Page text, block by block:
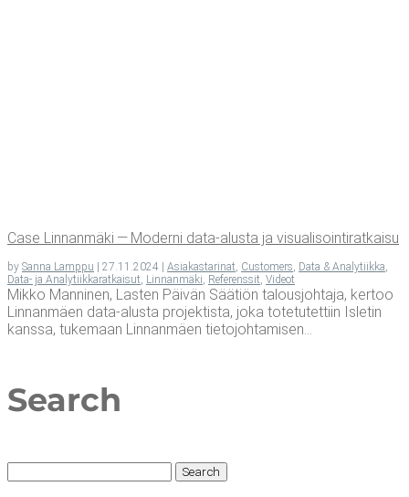
Case Lin­nan­mä­ki — Moder­ni data-alus­ta ja visualisointiratkaisu
by Sanna Lamppu | 27.11.2024 | Asiakastarinat Customers Data & Analytiikka
Data- ja Analytiikkaratkaisut Linnanmäki Referenssit Videot
Mikko Manninen, Lasten Päivän Säätiön talousjohtaja, kertoo
Linnanmäen data-alusta projektista, joka totetutettiin Isletin
kanssa, tukemaan Linnanmäen tietojohtamisen...
Search
for: